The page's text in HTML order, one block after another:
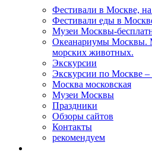
Фестивали в Москве,
Фестивали еды в
Музеи Москвы-
Океанариумы Москвы.
морских животных.
Экскурсии
Экскурсии по Москве –
Москва московская
Музеи Москвы
Праздники
Обзоры сайтов
Контакты
рекомендуем